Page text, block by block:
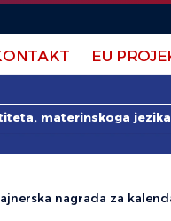
EU
materinskoga
nagrada za